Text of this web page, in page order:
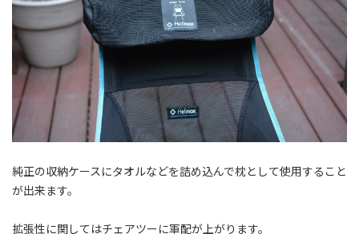
純正の収納ケースにタオルなどを詰め込んで枕として使用すること
が出来ます。
拡張性に関してはチェアツーに軍配が上がります。